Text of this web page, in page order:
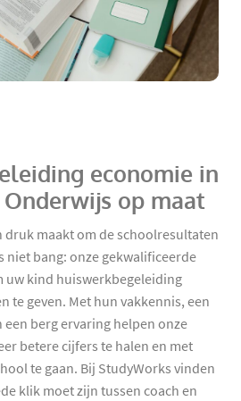
economie in
op maat
druk maakt om de schoolresultaten
niet bang: onze gekwalificeerde
uw kind huiswerkbegeleiding
te geven. Met hun vakkennis, een
berg ervaring helpen onze
betere cijfers te halen en met
te gaan. Bij StudyWorks vinden
klik moet zijn tussen coach en